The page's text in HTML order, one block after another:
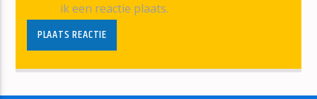
ik een reactie plaats.